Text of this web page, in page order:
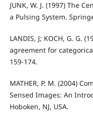
JUNK, W. J. (1997) The
a Pulsing System.
LANDIS, J; KOCH, G. G.
agreement for
159-174.
MATHER, P. M. (2004)
Sensed Images: An
Hoboken, NJ, USA.